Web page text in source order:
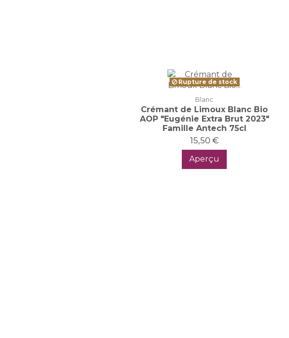
Rupture de stock
Blanc
Crémant de Limoux Blanc Bio
AOP "Eugénie Extra Brut 2023"
Famille Antech 75cl
15,50 €
Aperçu